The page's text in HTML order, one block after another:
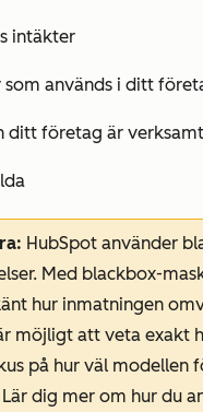
intäkter
som används i ditt
ditt företag är
HubSpot använder
Med blackbox-
hur inmatningen
möjligt att veta exakt
på hur väl modellen
dig mer om hur du